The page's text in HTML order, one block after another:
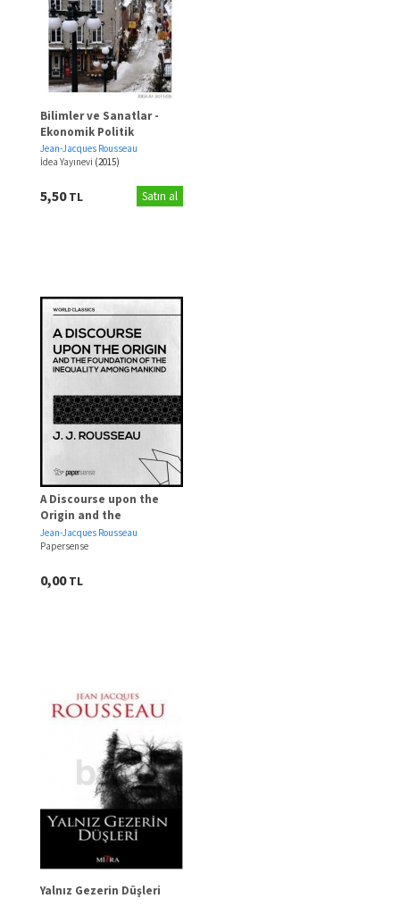
Bilimler ve Sanatlar -
Ekonomik Politik
Jean-Jacques Rousseau
İdea Yayınevi (2015)
5,50TL Satın al
A Discourse upon the
Origin and the
Foundation of the
Inequality Among
Jean-Jacques Rousseau
Papersense
0,00TL
Yalnız Gezerin Düşleri